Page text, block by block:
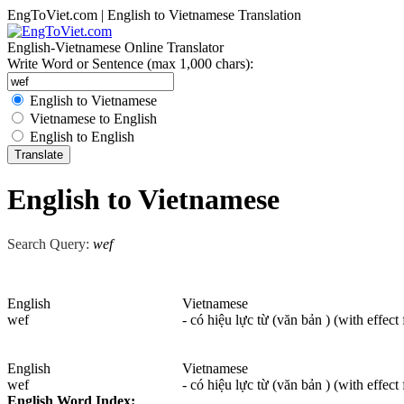
EngToViet.com | English to Vietnamese Translation
English-Vietnamese Online Translator
Write Word or Sentence (max 1,000 chars):
English to Vietnamese
Vietnamese to English
English to English
English to Vietnamese
Search Query: wef
English
Vietnamese
wef
- có hiệu lực từ (văn bản ) (with effect
English
Vietnamese
wef
- có hiệu lực từ (văn bản ) (with effect
English Word Index: